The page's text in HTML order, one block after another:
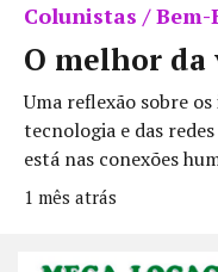
Colunistas / Bem-
O melhor
Uma reflexão sobre
tecnologia e das
está nas conexões
1 mês atrás